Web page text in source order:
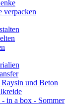
verpacken
und Beton
in a box - Sommer